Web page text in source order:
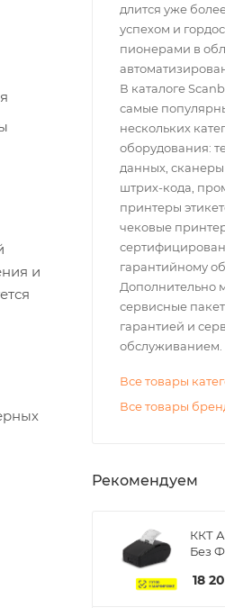
и
длится уже
успехом и
пионерами в
В каталоге
самые
нескольких
оборудования:
данных,
штрих-кода,
принтеры
чековые
гарантийному
Дополнительно
сервисные
гарантией и
обслуживанием.
Все товары
Все товары
Рекомендуем
ККТ
Без
18